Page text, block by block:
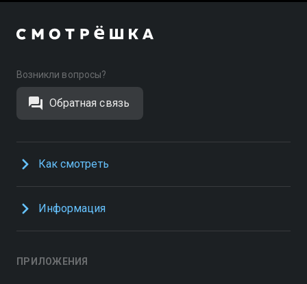
Возникли вопросы?
Обратная связь
Как смотреть
Информация
ПРИЛОЖЕНИЯ